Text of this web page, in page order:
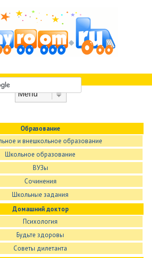
Образование
и внешкольное образование
Школьное образование
ВУЗы
Сочинения
Школьные задания
Домашний доктор
Психология
Будьте здоровы
Советы дилетанта